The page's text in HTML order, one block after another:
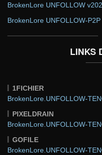
BrokenLore UNFOLLOW
BrokenLore UNFOLLOW-P2P
LINKS
1FICHIER
BrokenLore.UNFOLLOW-
PIXELDRAIN
BrokenLore.UNFOLLOW-
GOFILE
BrokenLore.UNFOLLOW-